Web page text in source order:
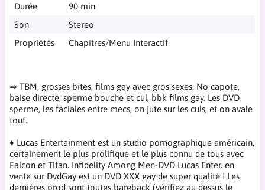
Durée
90 min
Son
Stereo
Propriétés
Chapitres/Menu Interactif
⇒ TBM, grosses bites, films gay avec gros sexes. No capote,
baise directe, sperme bouche et cul, bbk films gay. Les DVD
sperme, les faciales entre mecs, on jute sur les culs, et on avale
tout.
♦ Lucas Entertainment est un studio pornographique américain,
certainement le plus prolifique et le plus connu de tous avec
Falcon et Titan. Infidelity Among Men-DVD Lucas Enter. en
vente sur DvdGay est un DVD XXX gay de super qualité ! Les
dernières prod sont toutes bareback (vérifiez au dessus le